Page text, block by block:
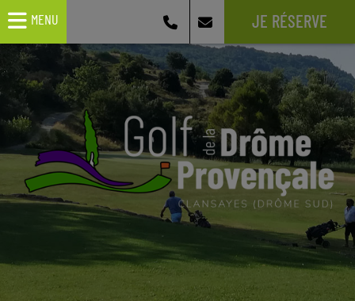
MENU JE RÉSERVE